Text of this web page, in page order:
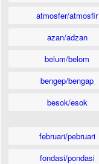
atmosfer/atmosfir
azan/adzan
belum/belom
bengep/bengap
besok/esok
februari/pebruari
fondasi/pondasi